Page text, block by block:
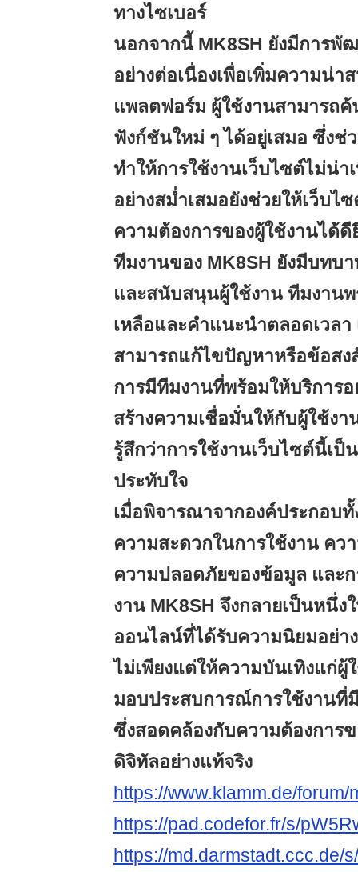
ทางไซเบอร์
นอกจากนี้ MK8SH ยังมีการพั
อย่างต่อเนื่องเพื่อเพิ่มความน่า
แพลตฟอร์ม ผู้ใช้งานสามารถ
ฟังก์ชันใหม่ ๆ ได้อยู่เสมอ ซึ่งช่
ทำให้การใช้งานเว็บไซต์ไม่น่า
อย่างสม่ำเสมอยังช่วยให้เว็บไ
ความต้องการของผู้ใช้งานได้ดี
ทีมงานของ MK8SH ยังมีบทบ
และสนับสนุนผู้ใช้งาน ทีมงาน
เหลือและคำแนะนำตลอดเวลา
สามารถแก้ไขปัญหาหรือข้อสง
การมีทีมงานที่พร้อมให้บริการ
สร้างความเชื่อมั่นให้กับผู้ใช้งา
รู้สึกว่าการใช้งานเว็บไซต์นี้เ
ประทับใจ
เมื่อพิจารณาจากองค์ประกอบ
ความสะดวกในการใช้งาน คว
ความปลอดภัยของข้อมูล และ
งาน MK8SH จึงกลายเป็นหนึ่
ออนไลน์ที่ได้รับความนิยมอย่า
ไม่เพียงแต่ให้ความบันเทิงแก่ผู้
มอบประสบการณ์การใช้งาน
ซึ่งสอดคล้องกับความต้องการ
ดิจิทัลอย่างแท้จริง
https://www.klamm.de/
https://pad.codefor.fr/s/
https://md.darmstadt.ccc.de/